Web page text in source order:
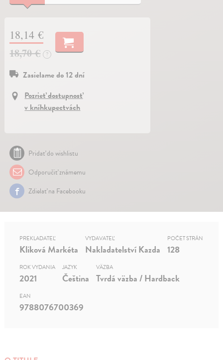
18,14 €
18,70 €
?
Zasielame do 12 dní
Pozrieť dostupnosť
v kníhkupectvách
Pridať do wishlistu
Odporučiť známemu
Zdielať na Facebooku
PREKLADATEĽ
Kliková Markéta
VYDAVATEĽ
Nakladatelství Kazda
POČET STRÁN
128
ROK VYDANIA
2021
JAZYK
Čeština
VÄZBA
Tvrdá väzba / Hardback
EAN
9788076700369